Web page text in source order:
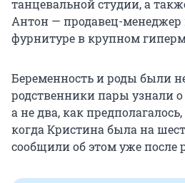
танцевальной студии, а
Антон — продавец-менеджер
фурнитуре в крупном
Беременность и роды были
родственники пары узнали о
а не два, как
когда Кристина была на
сообщили об этом уже